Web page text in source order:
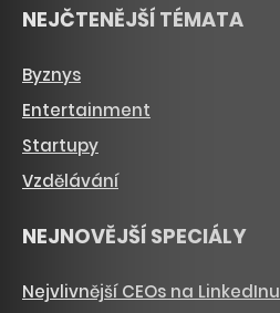
NEJČTENĚJŠÍ TÉMATA
Byznys
Entertainment
Startupy
Vzdělávání
NEJNOVĚJŠÍ SPECIÁLY
Nejvlivnější CEOs na LinkedInu